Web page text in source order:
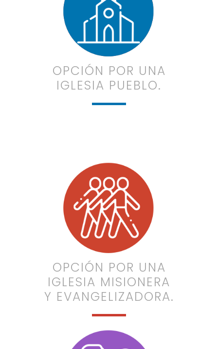
OPCIÓN POR UNA
IGLESIA PUEBLO.
OPCIÓN POR UNA
IGLESIA MISIONERA
Y EVANGELIZADORA.